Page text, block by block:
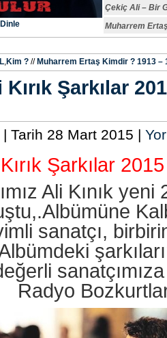
Çekiç Ali – Bir
Muharrem
,Kim ? // Muharrem Ertaş Kimdir ? 1913 –
Şarkılar
| Tarih 28 Mart 2015 |
Şarkılar
Ali Kınık
sanatçı,
Radyo